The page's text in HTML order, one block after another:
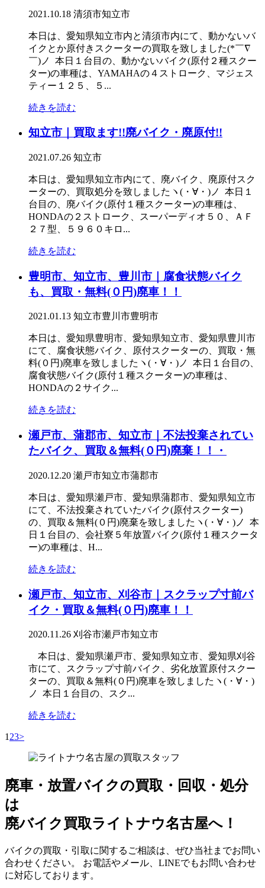
2021.10.18 清須市知立市
本日は、愛知県知立市内と清須市内にて、動かないバ
イクとか原付きスクーターの買取を致しました(*￣∇
￣)ノ 本日１台目の、動かないバイク(原付２種スクー
ター)の車種は、YAMAHAの４ストローク、マジェス
ティー１２５、５...
続きを読む
知立市｜買取ます!!廃バイク・廃原付!!
2021.07.26 知立市
本日は、愛知県知立市内にて、廃バイク、廃原付スク
ーターの、買取処分を致しましたヽ(・∀・)ノ 本日１
台目の、廃バイク(原付１種スクーター)の車種は、
HONDAの２ストローク、スーパーディオ５０、ＡＦ
２７型、５９６０キロ...
続きを読む
豊明市、知立市、豊川市｜腐食状態バイク
も、買取・無料(０円)廃車！！
2021.01.13 知立市豊川市豊明市
本日は、愛知県豊明市、愛知県知立市、愛知県豊川市
にて、腐食状態バイク、原付スクーターの、買取・無
料(０円)廃車を致しましたヽ(・∀・)ノ 本日１台目の、
腐食状態バイク(原付１種スクーター)の車種は、
HONDAの２サイク...
続きを読む
瀬戸市、蒲郡市、知立市｜不法投棄されてい
たバイク、買取＆無料(０円)廃棄！！・
2020.12.20 瀬戸市知立市蒲郡市
本日は、愛知県瀬戸市、愛知県蒲郡市、愛知県知立市
にて、不法投棄されていたバイク(原付スクーター)
の、買取＆無料(０円)廃棄を致しましたヽ(・∀・)ノ 本
日１台目の、会社寮５年放置バイク(原付１種スクータ
ー)の車種は、H...
続きを読む
瀬戸市、知立市、刈谷市｜スクラップ寸前バ
イク・買取＆無料(０円)廃車！！
2020.11.26 刈谷市瀬戸市知立市
本日は、愛知県瀬戸市、愛知県知立市、愛知県刈谷
市にて、スクラップ寸前バイク、劣化放置原付スクー
ターの、買取＆無料(０円)廃車を致しましたヽ(・∀・)
ノ 本日１台目の、スク...
続きを読む
1 23>
廃車・放置バイクの買取・回収・処分
は
廃バイク買取ライトナウ名古屋へ！
バイクの買取・引取に関するご相談は、ぜひ当社までお問い
合わせください。 お電話やメール、LINEでもお問い合わせ
に対応しております。